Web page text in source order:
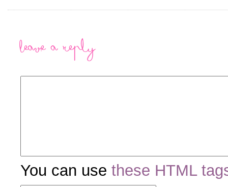
Leave a Reply
You can use these HTML